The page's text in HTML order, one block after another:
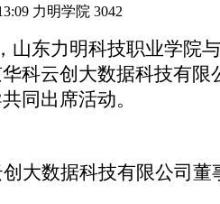
力明学院 3042
山东力明科技职业学院
科云创大数据科技有
同出席活动。
大数据科技有限公司董